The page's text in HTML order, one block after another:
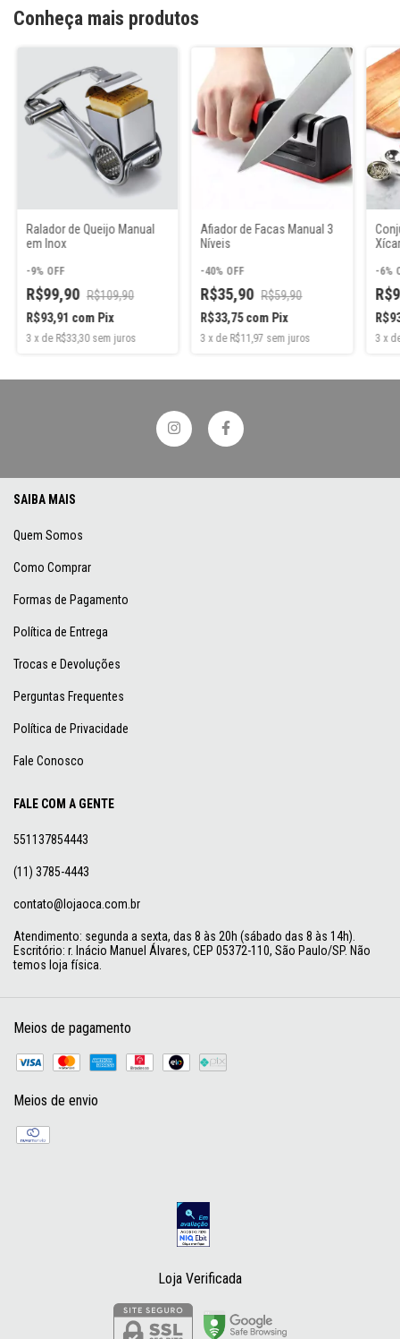
Conheça mais produtos
Ralador de Queijo Manual
em Inox
-9% OFF
R$99,90 R$109,90
R$93,91 com Pix
3 x de R$33,30 sem juros
Afiador de Facas Manual 3
Níveis
-40% OFF
R$35,90 R$59,90
R$33,75com Pix
3 x de R$11,97 sem juros
-6%
3 x
SAIBA MAIS
Quem Somos
Como Comprar
Formas de Pagamento
Política de Entrega
Trocas e Devoluções
Perguntas Frequentes
Política de Privacidade
Fale Conosco
FALE COM A GENTE
551137854443
(11) 3785-4443
contato@lojaoca.com.br
Atendimento: segunda a sexta, das 8 às 20h (sábado das 8 às 14h).
Escritório: r. Inácio Manuel Álvares, CEP 05372-110, São Paulo/SP. Não
temos loja física.
Meios de pagamento
Meios de envio
Loja Verificada